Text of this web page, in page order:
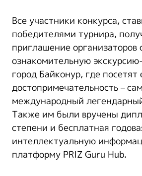
Все участники конкурса,
победителями турнира,
приглашение организаторов
ознакомительную
город Байконур, где посетят
достопримечательность – сам
международный
Также им были вручены
степени и бесплатная
интеллектуальную
платформу PRIZ Guru Hub.